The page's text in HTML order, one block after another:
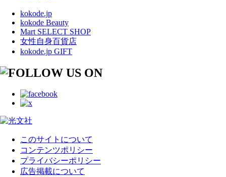
kokode.jp
kokode Beauty
Mart SELECT SHOP
女性自身百貨店
kokode.jp GIFT
このサイトについて
コンテンツポリシー
プライバシーポリシー
広告掲載について